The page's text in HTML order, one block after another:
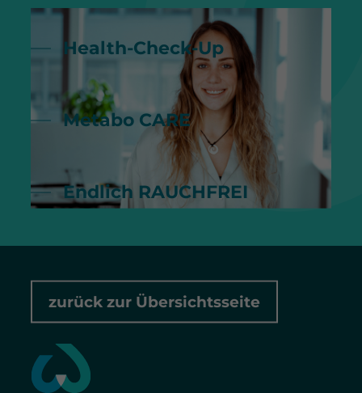
Health-Check-Up
Metabo CARE
Endlich RAUCHFREI
zurück zur Übersichtsseite